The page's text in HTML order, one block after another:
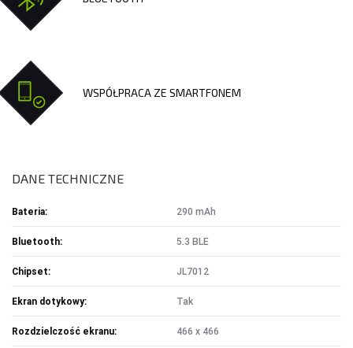
WSPÓŁPRACA ZE SMARTFONEM
DANE TECHNICZNE
Bateria: 290 mAh
Bluetooth: 5.3 BLE
Chipset: JL7012
Ekran dotykowy: Tak
Rozdzielczość ekranu: 466 x 466